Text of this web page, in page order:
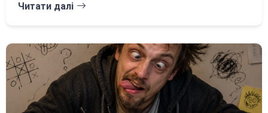
Читати далі